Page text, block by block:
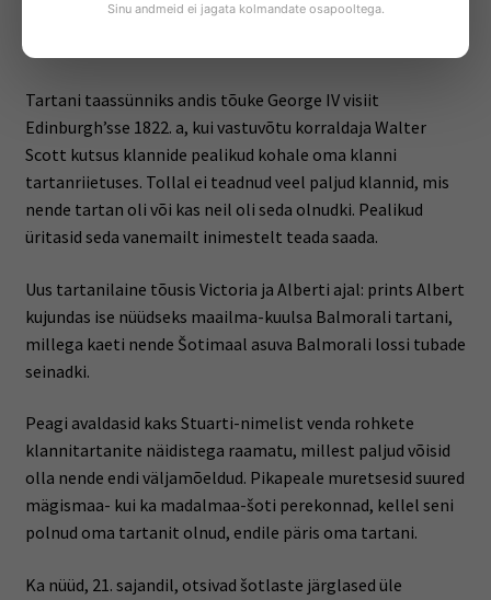
mägismaa raja äärde madalikule, sest kangast oli vaja
sõjaväele ja kolooniatesse.
Tartani taassünniks andis tõuke George IV visiit
Edinburgh’sse 1822. a, kui vastuvõtu korraldaja Walter
Scott kutsus klannide pealikud kohale oma klanni
tartanriietuses. Tollal ei teadnud veel paljud klannid, mis
nende tartan oli või kas neil oli seda olnudki. Pealikud
üritasid seda vanemailt inimestelt teada saada.
Uus tartanilaine tõusis Victoria ja Alberti ajal: prints Albert
kujundas ise nüüdseks maailma-kuulsa Balmorali tartani,
millega kaeti nende Šotimaal asuva Balmorali lossi tubade
seinadki.
Peagi avaldasid kaks Stuarti-nimelist venda rohkete
klannitartanite näidistega raamatu, millest paljud võisid
olla nende endi väljamõeldud. Pikapeale muretsesid suured
mägismaa- kui ka madalmaa-šoti perekonnad, kellel seni
polnud oma tartanit olnud, endile päris oma tartani.
Ka nüüd, 21. sajandil, otsivad šotlaste järglased üle
Sinu andmeid ei jagata kolmandate osapooltega.